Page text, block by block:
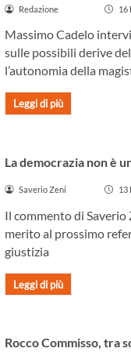
Redazione 16
Massimo Cadelo
sulle possibili derive
l’autonomia della
Leggi di più
La democrazia non è
Saverio Zeni 13
Il commento di
merito al prossimo
giustizia
Leggi di più
Rocco Commisso, tra